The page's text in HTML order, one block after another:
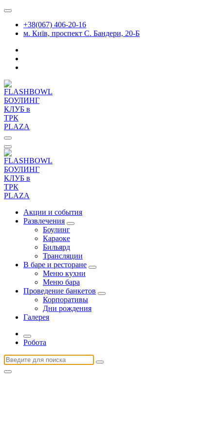
Перейти
содержимому
+38(067) 406-20-16
м. Київ, проспект С. Бандери, 20-Б
Акции и события
Развлечения
Боулинг
Караоке
Бильярд
Трансляции
В баре и ресторане
Меню кухни
Меню бара
Проведение банкетов
Корпоративы
Дни рождения
Галерея
Робота
Найти: